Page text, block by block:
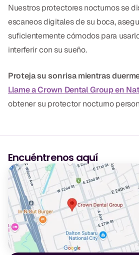
CBCT
Impresiones Digitales
Radiografía Digital
ORTODONCIA
Invisalign
DOCTORES
Dr. Douglas Ness
Dr. Jared Gibbons
Dr. Hassan Haidar
Dr. Christian Bastien
Nuestros protectores nocturnos se
escaneos digitales de su boca,
suficientemente cómodos para
interferir con su sueño.
Proteja su sonrisa mientras
Llame a Crown Dental Group en
obtener su protector nocturno
Encuéntrenos aquí